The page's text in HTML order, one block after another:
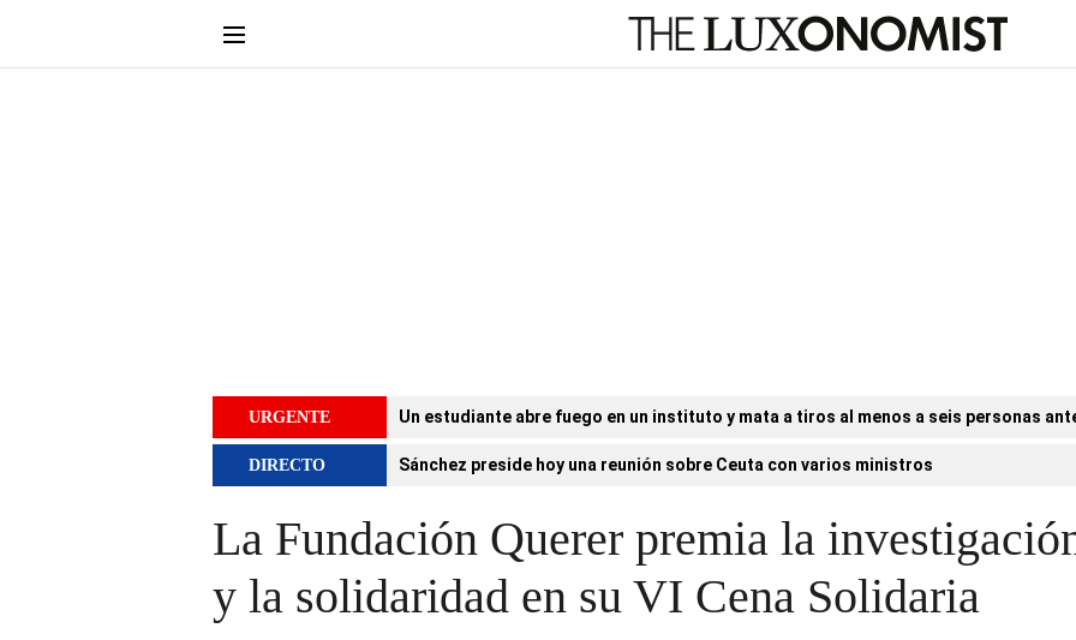
URGENTE Un estudiante abre fuego en un instituto y mata a tiros al menos a seis personas
DIRECTO Sánchez preside hoy una reunión sobre Ceuta con varios ministros
La Fundación Querer premia la
y la solidaridad en su VI Cena Solidaria